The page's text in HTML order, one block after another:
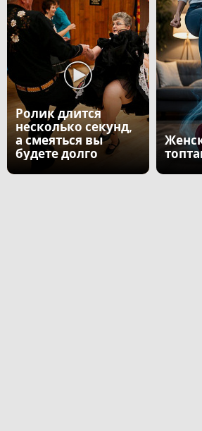
Ролик длится
несколько секунд,
а смеяться вы
будете долго